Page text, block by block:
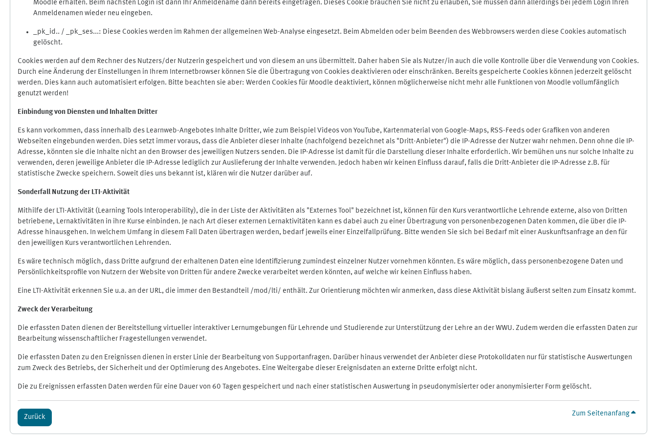
Moodle erhalten. Beim nächsten Login ist dann Ihr Anmeldename dann bereits eingetragen. Dieses Cookie brauchen Sie nicht zu erlauben, Sie müssen dann allerdings bei jedem Login Ihren
Anmeldenamen wieder neu eingeben.
_pk_id.. / _pk_ses...: Diese Cookies werden im Rahmen der allgemeinen Web-Analyse eingesetzt. Beim Abmelden oder beim Beenden des Webbrowsers werden diese Cookies automatisch
gelöscht.
Cookies werden auf dem Rechner des Nutzers/der Nutzerin gespeichert und von diesem an uns übermittelt. Daher haben Sie als Nutzer/in auch die volle Kontrolle über die Verwendung von Cookies.
Durch eine Änderung der Einstellungen in Ihrem Internetbrowser können Sie die Übertragung von Cookies deaktivieren oder einschränken. Bereits gespeicherte Cookies können jederzeit gelöscht
werden. Dies kann auch automatisiert erfolgen. Bitte beachten sie aber: Werden Cookies für Moodle deaktiviert, können möglicherweise nicht mehr alle Funktionen von Moodle vollumfänglich
genutzt werden!
Einbindung von Diensten und Inhalten Dritter
Es kann vorkommen, dass innerhalb des Learnweb-Angebotes Inhalte Dritter, wie zum Beispiel Videos von YouTube, Kartenmaterial von Google-Maps, RSS-Feeds oder Grafiken von anderen
Webseiten eingebunden werden. Dies setzt immer voraus, dass die Anbieter dieser Inhalte (nachfolgend bezeichnet als "Dritt-Anbieter") die IP-Adresse der Nutzer wahr nehmen. Denn ohne die IP-
Adresse, könnten sie die Inhalte nicht an den Browser des jeweiligen Nutzers senden. Die IP-Adresse ist damit für die Darstellung dieser Inhalte erforderlich. Wir bemühen uns nur solche Inhalte zu
verwenden, deren jeweilige Anbieter die IP-Adresse lediglich zur Auslieferung der Inhalte verwenden. Jedoch haben wir keinen Einfluss darauf, falls die Dritt-Anbieter die IP-Adresse z.B. für
statistische Zwecke speichern. Soweit dies uns bekannt ist, klären wir die Nutzer darüber auf.
Sonderfall Nutzung der LTI-Aktivität
Mithilfe der LTI-Aktivität (Learning Tools Interoperability), die in der Liste der Aktivitäten als "Externes Tool" bezeichnet ist, können für den Kurs verantwortliche Lehrende externe, also von Dritten
betriebene, Lernaktivitäten in ihre Kurse einbinden. Je nach Art dieser externen Lernaktivitäten kann es dabei auch zu einer Übertragung von personenbezogenen Daten kommen, die über die IP-
Adresse hinausgehen. In welchem Umfang in diesem Fall Daten übertragen werden, bedarf jeweils einer Einzelfallprüfung. Bitte wenden Sie sich bei Bedarf mit einer Auskunftsanfrage an den für
den jeweiligen Kurs verantwortlichen Lehrenden.
Es wäre technisch möglich, dass Dritte aufgrund der erhaltenen Daten eine Identifizierung zumindest einzelner Nutzer vornehmen könnten. Es wäre möglich, dass personenbezogene Daten und
Persönlichkeitsprofile von Nutzern der Website von Dritten für andere Zwecke verarbeitet werden könnten, auf welche wir keinen Einfluss haben.
Eine LTI-Aktivität erkennen Sie u.a. an der URL, die immer den Bestandteil /mod/lti/ enthält. Zur Orientierung möchten wir anmerken, dass diese Aktivität bislang äußerst selten zum Einsatz kommt.
Zweck der Verarbeitung
Die erfassten Daten dienen der Bereitstellung virtueller interaktiver Lernumgebungen für Lehrende und Studierende zur Unterstützung der Lehre an der WWU. Zudem werden die erfassten Daten zur
Bearbeitung wissenschaftlicher Fragestellungen verwendet.
Die erfassten Daten zu den Ereignissen dienen in erster Linie der Bearbeitung von Supportanfragen. Darüber hinaus verwendet der Anbieter diese Protokolldaten nur für statistische Auswertungen
zum Zweck des Betriebs, der Sicherheit und der Optimierung des Angebotes. Eine Weitergabe dieser Ereignisdaten an externe Dritte erfolgt nicht.
Die zu Ereignissen erfassten Daten werden für eine Dauer von 60 Tagen gespeichert und nach einer statistischen Auswertung in pseudonymisierter oder anonymisierter Form gelöscht.
Zurück Zum Seitenanfang